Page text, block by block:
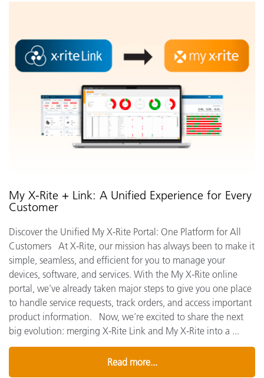
My X-Rite + Link: A Unified Experience for Every
Customer
Discover the Unified My X-Rite Portal: One Platform for All
Customers At X-Rite, our mission has always been to make it
simple, seamless, and efficient for you to manage your
devices, software, and services. With the My X-Rite online
portal, we’ve already taken major steps to give you one place
to handle service requests, track orders, and access important
product information. Now, we’re excited to share the next
big evolution: merging X-Rite Link and My X-Rite into a ...
Read more...